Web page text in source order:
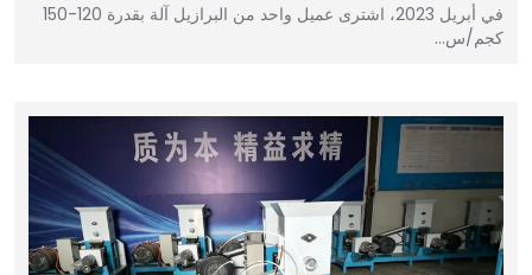
في أبريل 2023، اشترى عميل واحد من البرازيل آلة بقدرة 120-150
كجم/س…